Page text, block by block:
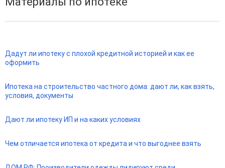
Дадут ли ипотеку с плохой кредитной историей и как ее
оформить
Ипотека на строительство частного дома: дают ли, как взять,
условия, документы
Дают ли ипотеку ИП и на каких условиях
Чем отличается ипотека от кредита и что выгоднее взять